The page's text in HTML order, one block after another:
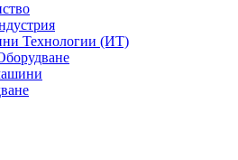
Технологии (ИТ)